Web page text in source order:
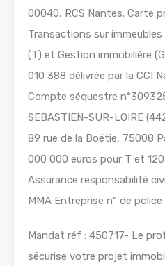
00040, RCS Nantes. Carte
Transactions sur
(T) et Gestion immobilière
010 388 délivrée par la CCI
Compte séquestre
SEBASTIEN-SUR-LOIRE
89 rue de la Boétie, 75008
000 000 euros pour T et
Assurance responsabilité
MMA Entreprise n° de police
Mandat réf : 450717- Le
sécurise votre projet